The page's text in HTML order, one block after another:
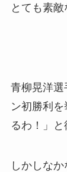
とても素敵
青柳晃洋
ン初勝利
るわ！」と
しかしな